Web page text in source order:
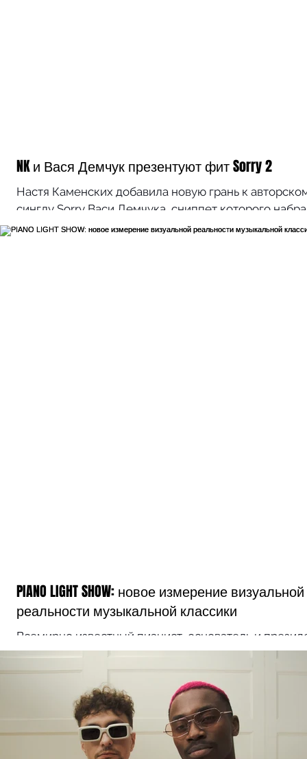
NK и Вася Демчук презентуют фит Sorry 2
Настя Каменских добавила новую грань к
синглу Sorry Васи Демчука, сниппет которого
свыше 250 тыс. видео в TikTok за...
PIANO LIGHT SHOW: новое измерение визуальной
реальности музыкальной классики
Всемирно известный пианист, основатель и
международного фестиваля Odessa Classics
Ботвинов приготовил настоящий подарок...